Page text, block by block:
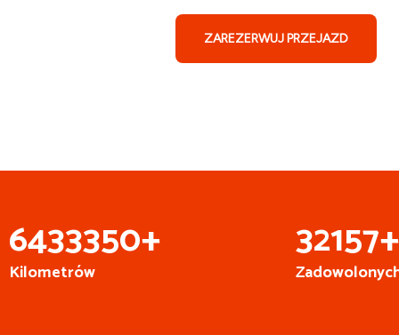
ZAREZERWUJ PRZEJAZD
6999999+
Kilometrów
35000